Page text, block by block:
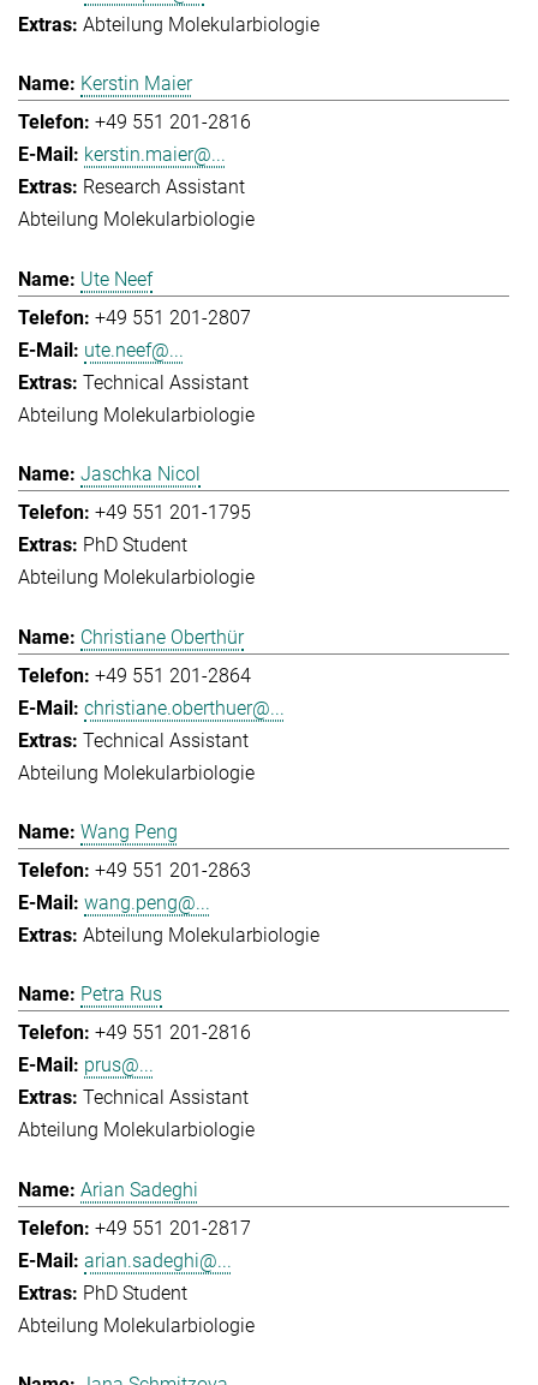
Abteilung Molekularbiologie
Kerstin Maier
+49 551 201-2816
kerstin.maier@...
Research Assistant
Abteilung Molekularbiologie
Ute Neef
+49 551 201-2807
ute.neef@...
Technical Assistant
Abteilung Molekularbiologie
Jaschka Nicol
+49 551 201-1795
PhD Student
Abteilung Molekularbiologie
Christiane Oberthür
+49 551 201-2864
christiane.oberthuer@...
Technical Assistant
Abteilung Molekularbiologie
Wang Peng
+49 551 201-2863
wang.peng@...
Abteilung Molekularbiologie
Petra Rus
+49 551 201-2816
prus@...
Technical Assistant
Abteilung Molekularbiologie
Arian Sadeghi
+49 551 201-2817
arian.sadeghi@...
PhD Student
Abteilung Molekularbiologie